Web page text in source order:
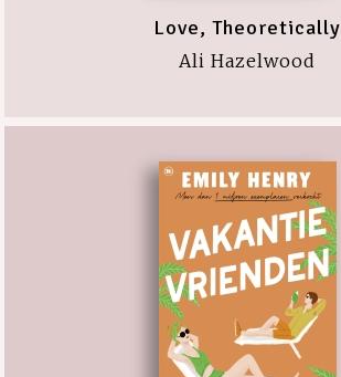
Love, Theoretically
Ali Hazelwood